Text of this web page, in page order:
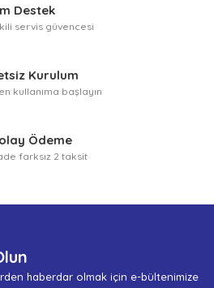
Destek
servis güvencesi
Kurulum
kullanıma başlayın
Ödeme
farksız 2 taksit
haberdar olmak için e-bültenimize